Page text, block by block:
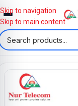
Skip to navigation
Skip to main content